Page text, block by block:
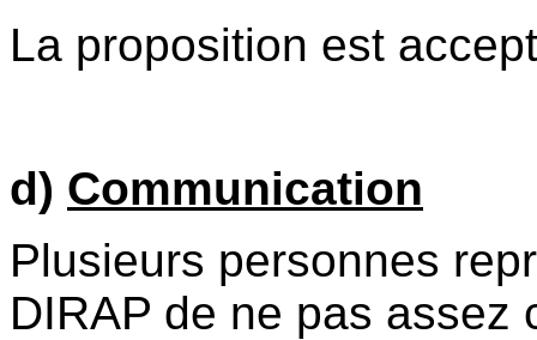
La proposition est
d) Communication
Plusieurs personnes
DIRAP de ne pas assez